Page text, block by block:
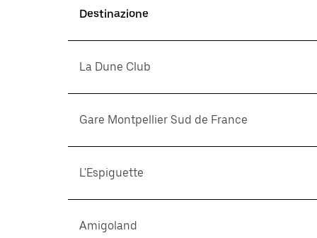
Destinazione
La Dune Club
Gare Montpellier Sud de France
L'Espiguette
Amigoland